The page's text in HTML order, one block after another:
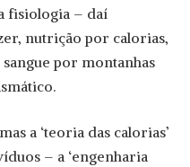
fisiologia – daí
nutrição por calorias,
por montanhas
a ‘teoria das calorias’
– a ‘engenharia